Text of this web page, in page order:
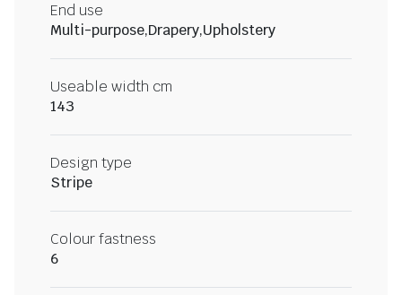
End use
Multi-purpose,Drapery,Upholstery
Useable width cm
143
Design type
Stripe
Colour fastness
6